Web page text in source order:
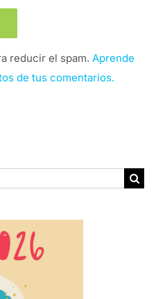
reducir el spam. Aprende
de tus comentarios.